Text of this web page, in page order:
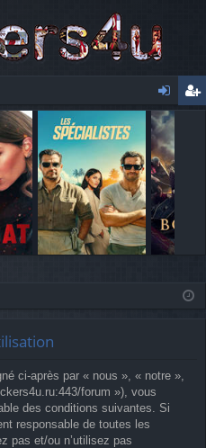
o
n
ne
xi
o
ci-après par « nous », « notre »,
forum »), vous
des conditions suivantes. Si
responsable de toutes les
pas et/ou n’utilisez pas